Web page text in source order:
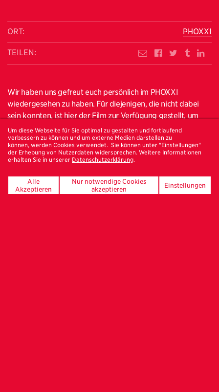
ORT: PHOXXI
TEILEN:
Wir haben uns gefreut euch persönlich im PHOXXI
wiedergesehen zu haben. Für diejenigen, die nicht dabei
sein konnten, ist hier derFilmzur Verfügung gestellt, um
den ereignisreichen Abend Revue passieren zu lassen.
Dieses Jahr präsentieren wir die Jahresgaben von den
Fotograf:innen Frederik Busch, Esther Haase, Meike Kenn,
Franziska Ostermann, Max Pinckers, Nina Röder,
Armin Smailovic, Maria Sturm und Cemre Yeşil, Pascal
Um diese Webseite für Sie optimal zu gestalten und fortlaufend
verbessern zu können und um externe Medien darstellen zu
können, werden Cookies verwendet. Sie können unter "Einstellungen"
der Erhebung von Nutzerdaten widersprechen. Weitere Informationen
erhalten Sie in unserer Datenschutzerklärung.
Alle
Akzeptieren
Nur notwendige Cookies
akzeptieren
Einstellungen